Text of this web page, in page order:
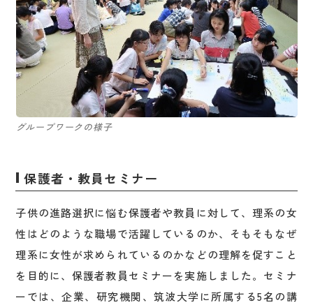
グループワークの様子
保護者・教員セミナー
子供の進路選択に悩む保護者や教員に対して、理系の女
性はどのような職場で活躍しているのか、そもそもなぜ
理系に女性が求められているのかなどの理解を促すこと
を目的に、保護者教員セミナーを実施しました。セミナ
ーでは、企業、研究機関、筑波大学に所属する5名の講